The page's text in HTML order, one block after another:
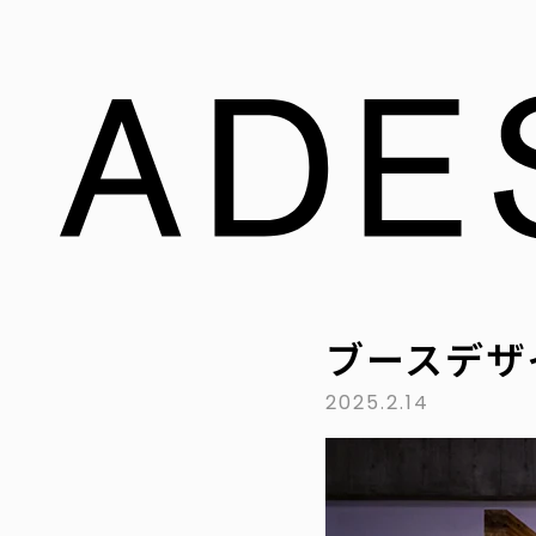
ブースデ
2025.2.14